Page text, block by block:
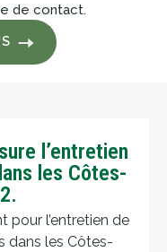
de contact.
l’entretien
les Côtes-
pour l’entretien de
dans les Côtes-